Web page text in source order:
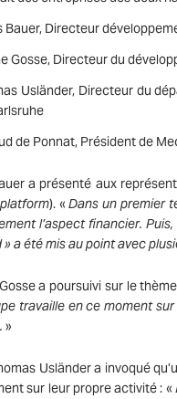
Bauer, Directeur
Gosse, Directeur du
Usländer, Directeur du
de Ponnat, Président de
a présenté aux
). «Dans un premier
l’aspect financier.
» a été mis au point avec
a poursuivi sur le
travaille en ce moment
»
Usländer a invoqué
sur leur propre activité : «